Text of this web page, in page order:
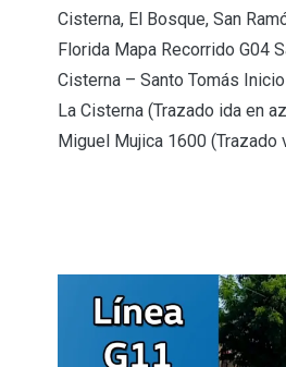
Cisterna, El Bosque, San
Florida Mapa Recorrido G04
Cisterna – Santo Tomás
La Cisterna (Trazado ida en
Miguel Mujica 1600 (Trazado